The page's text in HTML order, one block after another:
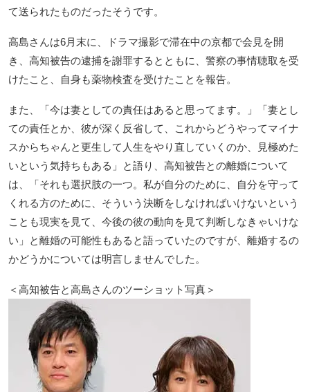
て送られたものだったそうです。
高島さんは6月末に、ドラマ撮影で滞在中の京都で会見を開
き、高知被告の逮捕を謝罪するとともに、警察の事情聴取を受
けたこと、自身も薬物検査を受けたことを報告。
また、「今は妻としての責任はあると思ってます。」「妻とし
ての責任とか、彼が深く反省して、これからどうやってマイナ
スからちゃんと更生して人生をやり直していくのか、見極めた
いという気持ちもある」と語り、高知被告との離婚について
は、「それも選択肢の一つ。私が自分のために、自分を守って
くれる方のために、そういう決断をしなければいけないという
ことも現実を見て、今後の彼の動向を見て判断しなきゃいけな
い」と離婚の可能性もあると語っていたのですが、離婚するの
かどうかについては明言しませんでした。
＜高知被告と高島さんのツーショット写真＞